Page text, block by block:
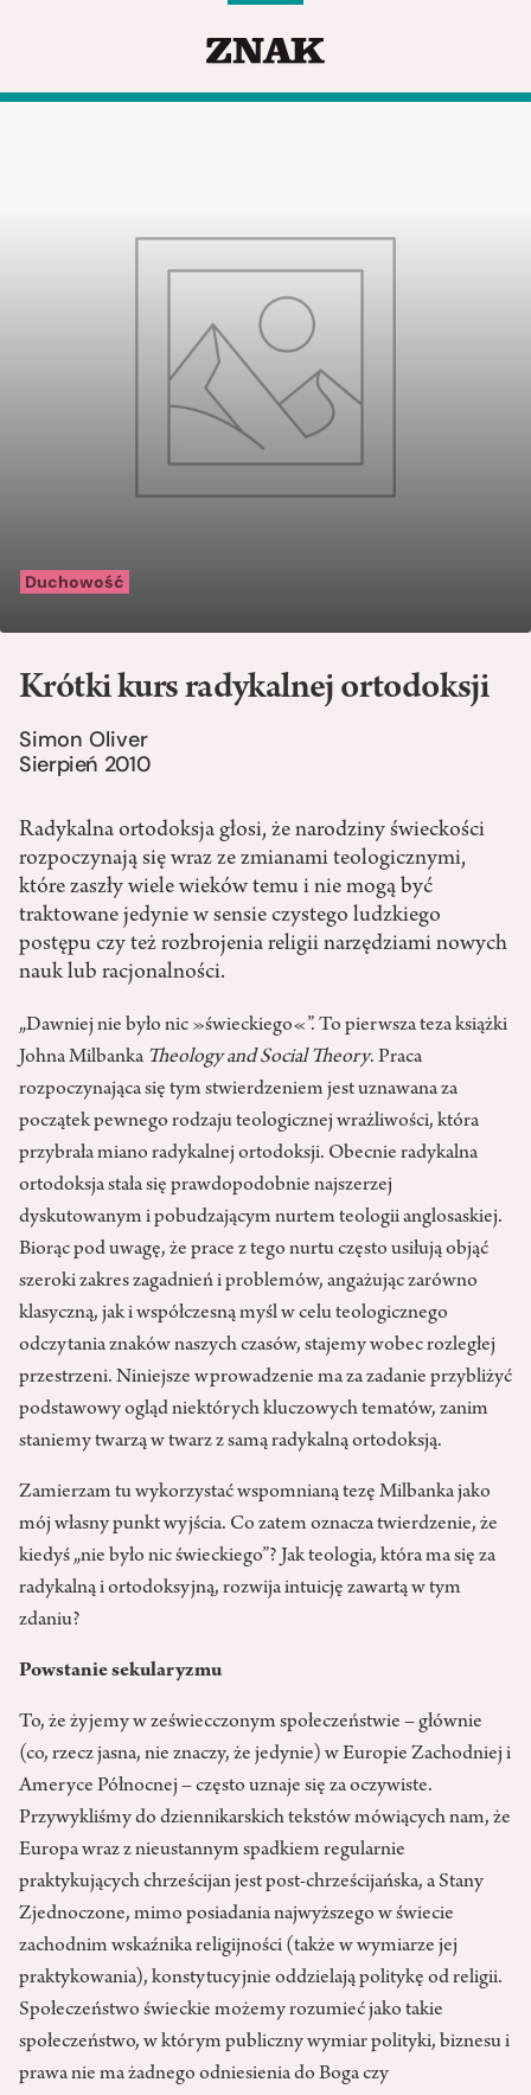
Duchowość
Krótki kurs radykalnej ortodoksji
Simon Oliver
Sierpień 2010
Radykalna ortodoksja głosi, że narodziny świeckości
rozpoczynają się wraz ze zmianami teologicznymi,
które zaszły wiele wieków temu i nie mogą być
traktowane jedynie w sensie czystego ludzkiego
postępu czy też rozbrojenia religii narzędziami nowych
nauk lub racjonalności.
„Dawniej nie było nic »świeckiego«”. To pierwsza teza książki
Johna Milbanka Theology and Social Theory. Praca
rozpoczynająca się tym stwierdzeniem jest uznawana za
początek pewnego rodzaju teologicznej wrażliwości, która
przybrała miano radykalnej ortodoksji. Obecnie radykalna
ortodoksja stała się prawdopodobnie najszerzej
dyskutowanym i pobudzającym nurtem teologii anglosaskiej.
Biorąc pod uwagę, że prace z tego nurtu często usiłują objąć
szeroki zakres zagadnień i problemów, angażując zarówno
klasyczną, jak i współczesną myśl w celu teologicznego
odczytania znaków naszych czasów, stajemy wobec rozległej
przestrzeni. Niniejsze wprowadzenie ma za zadanie przybliżyć
podstawowy ogląd niektórych kluczowych tematów, zanim
staniemy twarzą w twarz z samą radykalną ortodoksją.
Zamierzam tu wykorzystać wspomnianą tezę Milbanka jako
mój własny punkt wyjścia. Co zatem oznacza twierdzenie, że
kiedyś „nie było nic świeckiego”? Jak teologia, która ma się za
radykalną i ortodoksyjną, rozwija intuicję zawartą w tym
zdaniu?
Powstanie sekularyzmu
To, że żyjemy w zeświecczonym społeczeństwie – głównie
(co, rzecz jasna, nie znaczy, że jedynie) w Europie Zachodniej i
Ameryce Północnej – często uznaje się za oczywiste.
Przywykliśmy do dziennikarskich tekstów mówiących nam, że
Europa wraz z nieustannym spadkiem regularnie
praktykujących chrześcijan jest post-chrześcijańska, a Stany
Zjednoczone, mimo posiadania najwyższego w świecie
zachodnim wskaźnika religijności (także w wymiarze jej
praktykowania), konstytucyjnie oddzielają politykę od religii.
Społeczeństwo świeckie możemy rozumieć jako takie
społeczeństwo, w którym publiczny wymiar polityki, biznesu i
prawa nie ma żadnego odniesienia do Boga czy